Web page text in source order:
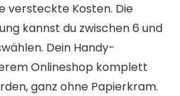
versteckte Kosten. Die
kannst du zwischen 6 und
Dein Handy-
Onlineshop komplett
ganz ohne Papierkram.